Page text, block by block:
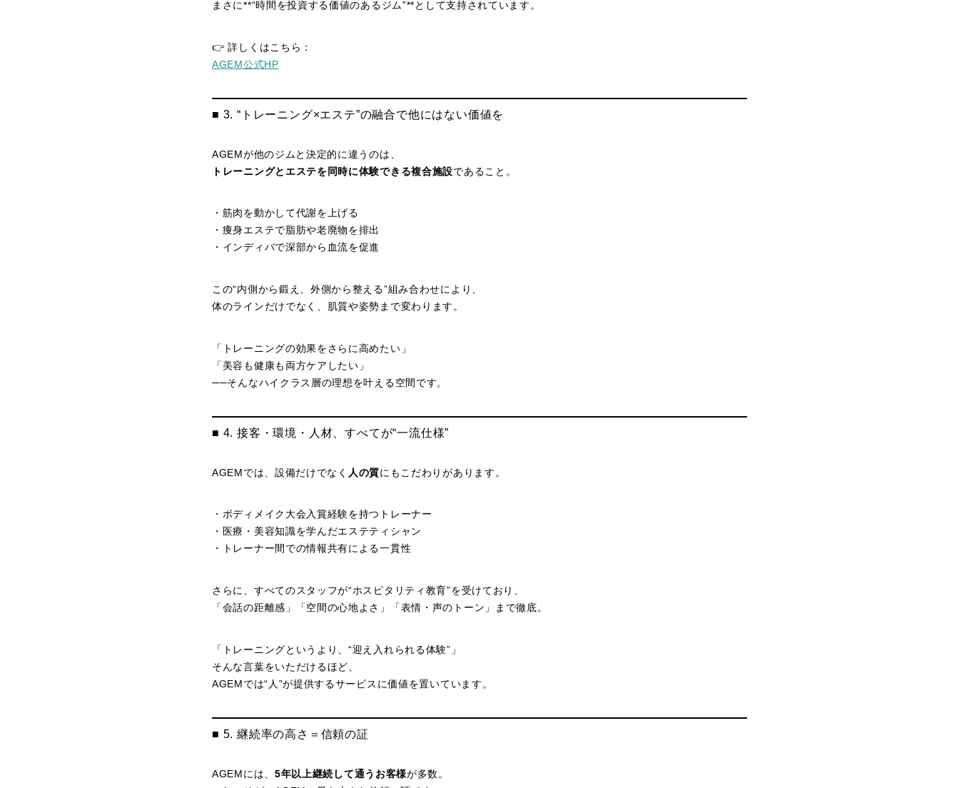
まさに**“時間を投資する価値のあるジム”**として支持されています。
👉 詳しくはこちら：
AGEM公式HP
■ 3. “トレーニング×エステ”の融合で他にはない価値を
AGEMが他のジムと決定的に違うのは、
トレーニングとエステを同時に体験できる複合施設であること。
・筋肉を動かして代謝を上げる
・痩身エステで脂肪や老廃物を排出
・インディバで深部から血流を促進
この“内側から鍛え、外側から整える”組み合わせにより、
体のラインだけでなく、肌質や姿勢まで変わります。
「トレーニングの効果をさらに高めたい」
「美容も健康も両方ケアしたい」
──そんなハイクラス層の理想を叶える空間です。
■ 4. 接客・環境・人材、すべてが“一流仕様”
AGEMでは、設備だけでなく 人の質にもこだわりがあります。
・ボディメイク大会入賞経験を持つトレーナー
・医療・美容知識を学んだエステティシャン
・トレーナー間での情報共有による一貫性
さらに、すべてのスタッフが“ホスピタリティ教育”を受けており、
「会話の距離感」「空間の心地よさ」「表情・声のトーン」まで徹底。
「トレーニングというより、“迎え入れられる体験”」
そんな言葉をいただけるほど、
AGEMでは“人”が提供するサービスに価値を置いています。
■ 5. 継続率の高さ＝信頼の証
AGEMには、 5年以上継続して通うお客様が多数。